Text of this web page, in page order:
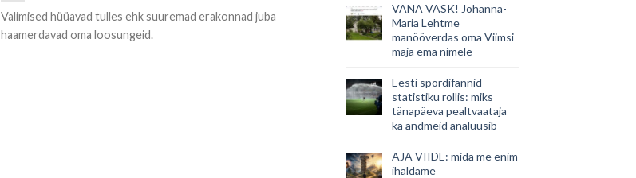
Valimised hüüavad tulles ehk suuremad erakonnad juba
haamerdavad oma loosungeid.
VANA VASK! Johanna-
Maria Lehtme
manööverdas oma Viimsi
maja ema nimele
Eesti spordifännid
statistiku rollis: miks
tänapäeva pealtvaataja
ka andmeid analüüsib
AJA VIIDE: mida me enim
ihaldame